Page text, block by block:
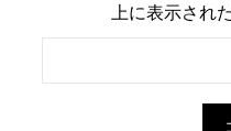
上に表示され